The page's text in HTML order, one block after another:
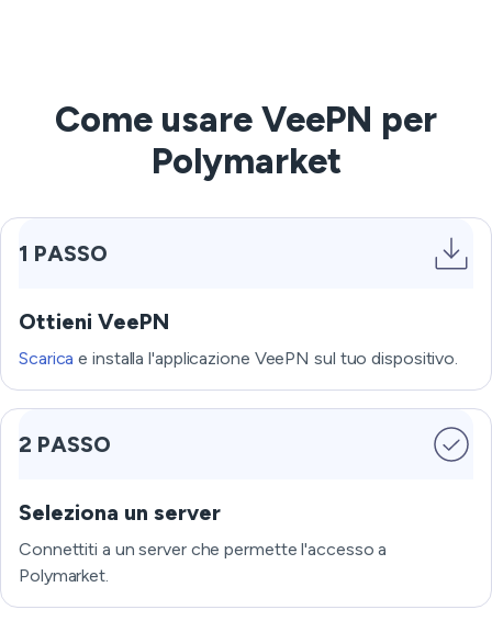
Come usare VeePN per
Polymarket
1 PASSO
Ottieni VeePN
Scarica e installa l'applicazione VeePN sul tuo dispositivo.
2 PASSO
Seleziona un server
Connettiti a un server che permette l'accesso a
Polymarket.